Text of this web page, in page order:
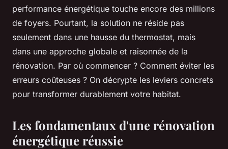
performance énergétique touche encore des millions
de foyers. Pourtant, la solution ne réside pas
seulement dans une hausse du thermostat, mais
dans une approche globale et raisonnée de la
rénovation. Par où commencer ? Comment éviter les
erreurs coûteuses ? On décrypte les leviers concrets
pour transformer durablement votre habitat.
Les fondamentaux d'une rénovation
énergétique réussie